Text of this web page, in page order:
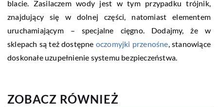
blacie. Zasilaczem wody jest w tym przypadku trójnik,
znajdujący się w dolnej części, natomiast elementem
uruchamiającym – specjalne cięgno. Dodajmy, że w
sklepach są też dostępne oczomyjki przenośne, stanowiące
doskonałe uzupełnienie systemu bezpieczeństwa.
ZOBACZ RÓWNIEŻ